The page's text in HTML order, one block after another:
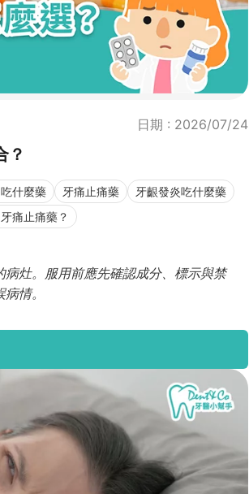
日期 : 2026/07/24
？
什麼藥 牙痛止痛藥
牙齦發炎吃什麼藥
痛止痛藥？
灶。服用前應先確認成分、標示與禁
情。